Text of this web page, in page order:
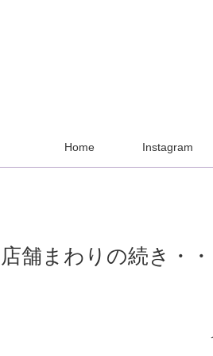
Home Instagram
店舗まわりの続き・